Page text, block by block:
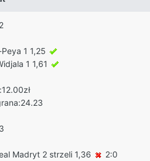
1 1,25
1 1,61
Madryt 2 strzeli 1,36
2:0